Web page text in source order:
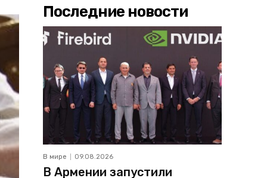
Последние новости
В мире 09.08.2026
В Армении запустили